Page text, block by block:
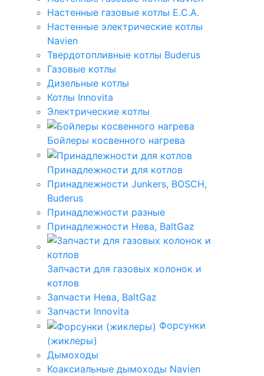
Настенные газовые котлы E.C.A.
Настенные электрические котлы
Navien
Твердотопливные котлы Buderus
Газовые котлы
Дизельные котлы
Котлы Innovita
Электрические котлы
Бойлеры косвенного нагрева
Принадлежности для котлов
Принадлежности Junkers, BOSCH,
Buderus
Принадлежности разные
Принадлежности Нева, BaltGaz
Запчасти для газовых колонок и
котлов
Запчасти Нева, BaltGaz
Запчасти Innovita
Форсунки
(жиклеры)
Дымоходы
Коаксиальные дымоходы Navien